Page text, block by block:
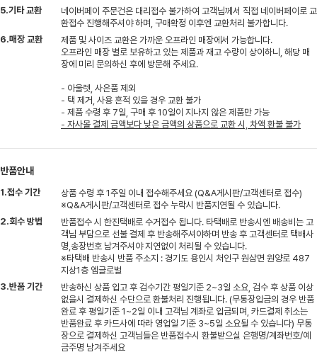
5.기타 교환
네이버페이 주문건은 대리접수 불가하여 고객님께서 직접 네이버페이로 교
환접수 진행해주셔야 하며, 구매확정 이후엔 교환처리 불가합니다.
6.매장 교환
제품 및 사이즈 교환은 가까운 오프라인 매장에서 가능합니다.
오프라인 매장 별로 보유하고 있는 제품과 재고 수량이 상이하니, 해당 매
장에 미리 문의하신 후에 방문해 주세요.
- 아울렛, 사은품 제외
- 택 제거, 사용 흔적 있을 경우 교환 불가
- 제품 수령 후 7일, 구매 후 10일이 지나지 않은 제품만 가능
- 자사몰 결제 금액보다 낮은 금액의 상품으로 교환 시, 차액 환불 불가
반품안내
1.접수 기간
상품 수령 후 1주일 이내 접수해주세요 (Q&A게시판/고객센터로 접수)
※Q&A게시판/고객센터로 접수 누락시 반품지연될 수 있습니다.
2.회수 방법
반품접수 시 한진택배로 수거접수 됩니다. 타택배로 반송시엔 배송비는 고
객님 부담으로 선불 결제 후 반송해주셔야하며 반송 후 고객센터로 택배사
명,송장번호 남겨주셔야 지연없이 처리될 수 있습니다.
※타택배 반송시 반품 주소지 : 경기도 용인시 처인구 원삼면 원양로 487
지상1층 엠글로벌
3.반품 기간
반송하신 상품 입고 후 검수기간 평일기준 2~3일 소요, 검수 후 상품 이상
없을시 결제하신 수단으로 환불처리 진행됩니다. (무통장입금의 경우 반품
완료 후 평일기준 1~2일 이내 고객님 계좌로 입금되며, 카드결제 취소는
반품완료 후 카드사에 따라 영업일 기준 3~5일 소요될 수 있습니다) 무통
장으로 결제하신 고객님들은 반품접수시 환불받으실 은행명/계좌번호/예
금주명 남겨주세요